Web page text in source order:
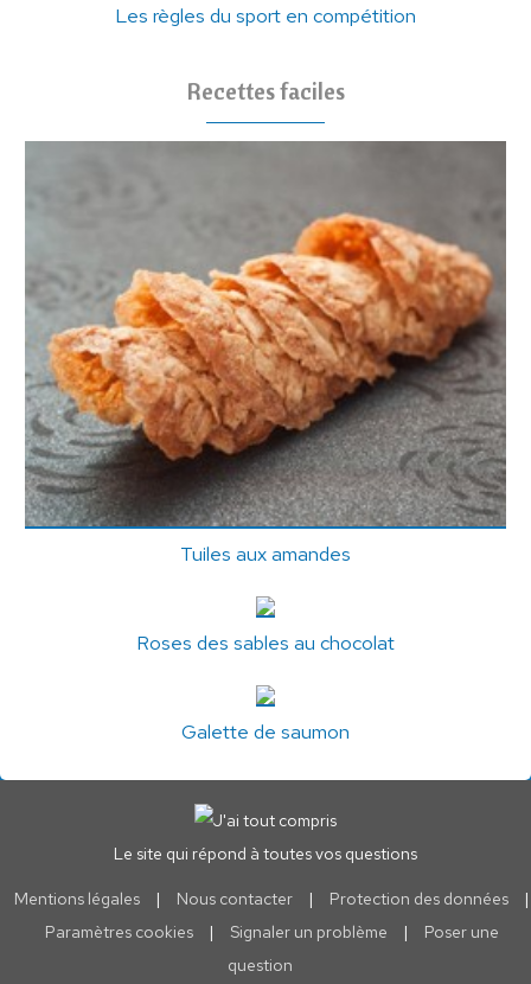
Les règles du sport en compétition
Recettes faciles
Tuiles aux amandes
Roses des sables au chocolat
Galette de saumon
Le site qui répond à toutes vos questions
Mentions légales | Nous contacter | Protection des données
|
Paramètres cookies
| Signaler un problème |
Poser une
question